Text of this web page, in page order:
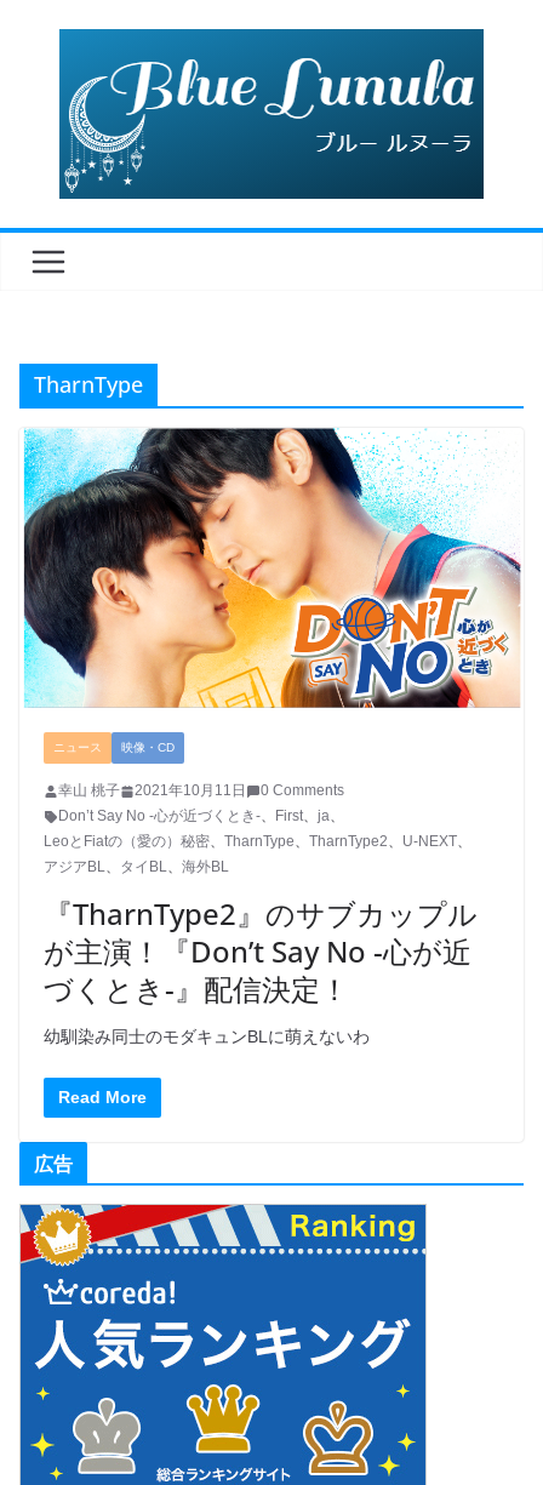
TharnType
ニュース 映像・CD
幸山 桃子 2021年10月11日
0 Comments
Don’t Say No -心が近づくとき-、 First、 ja、
LeoとFiatの（愛の）秘密、 TharnType、 TharnType2、 U-NEXT、
アジアBL、 タイBL、 海外BL
『TharnType2』のサブカップル
が主演！『Don’t Say No -心が近
づくとき-』配信決定！
幼馴染み同士のモダキュンBLに萌えないわ
Read More
広告